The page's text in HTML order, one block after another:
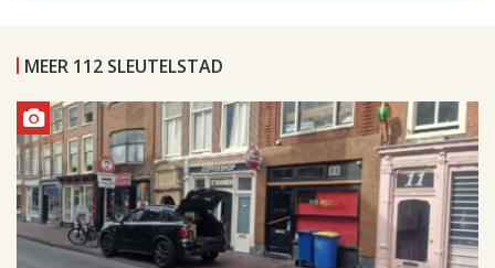
MEER 112 SLEUTELSTAD